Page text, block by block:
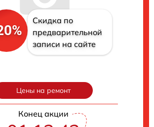
Скидка по
предварительной
записи на сайте
Цены на ремонт
Конец акции